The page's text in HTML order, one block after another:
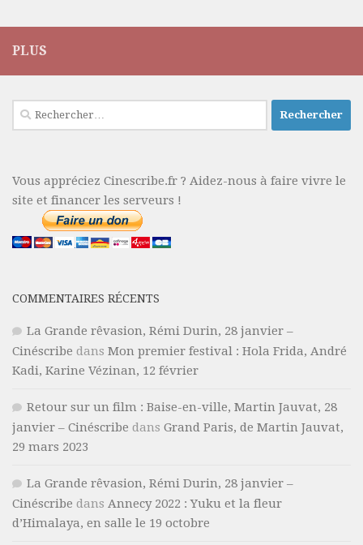
PLUS
Rechercher :
Vous appréciez Cinescribe.fr ? Aidez-nous à faire vivre le
site et financer les serveurs !
COMMENTAIRES RÉCENTS
La Grande rêvasion, Rémi Durin, 28 janvier –
Cinéscribe dans Mon premier festival : Hola Frida, André
Kadi, Karine Vézinan, 12 février
Retour sur un film : Baise-en-ville, Martin Jauvat, 28
janvier – Cinéscribe dans Grand Paris, de Martin Jauvat,
29 mars 2023
La Grande rêvasion, Rémi Durin, 28 janvier –
Cinéscribe dans Annecy 2022 : Yuku et la fleur
d’Himalaya, en salle le 19 octobre